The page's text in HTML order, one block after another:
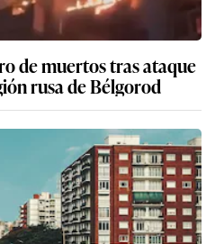
de muertos tras ataque
rusa de Bélgorod